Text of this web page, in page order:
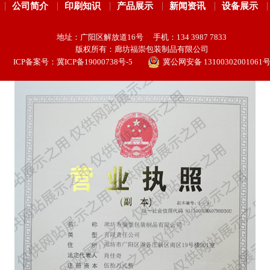
公司简介 印刷知识 产品展示 新闻资讯 设备展示
地址：广阳区解放道16号 手机：134 3987 7833
版权所有：廊坊福崇包装制品有限公司
ICP备案号： 冀ICP备19000738号-5 冀公网安备 13100302001061号